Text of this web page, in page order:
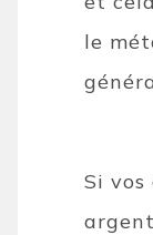
le
Si